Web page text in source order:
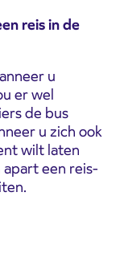
reis in de
u
er wel
de bus
u zich ook
wilt laten
een reis-